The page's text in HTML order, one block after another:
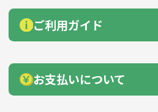
総合お問い合わせ
お急ぎ在庫確認依頼
無料カタログ送付
ご利用ガイド
納品までの流れ
自動見積機能
お支払いについて